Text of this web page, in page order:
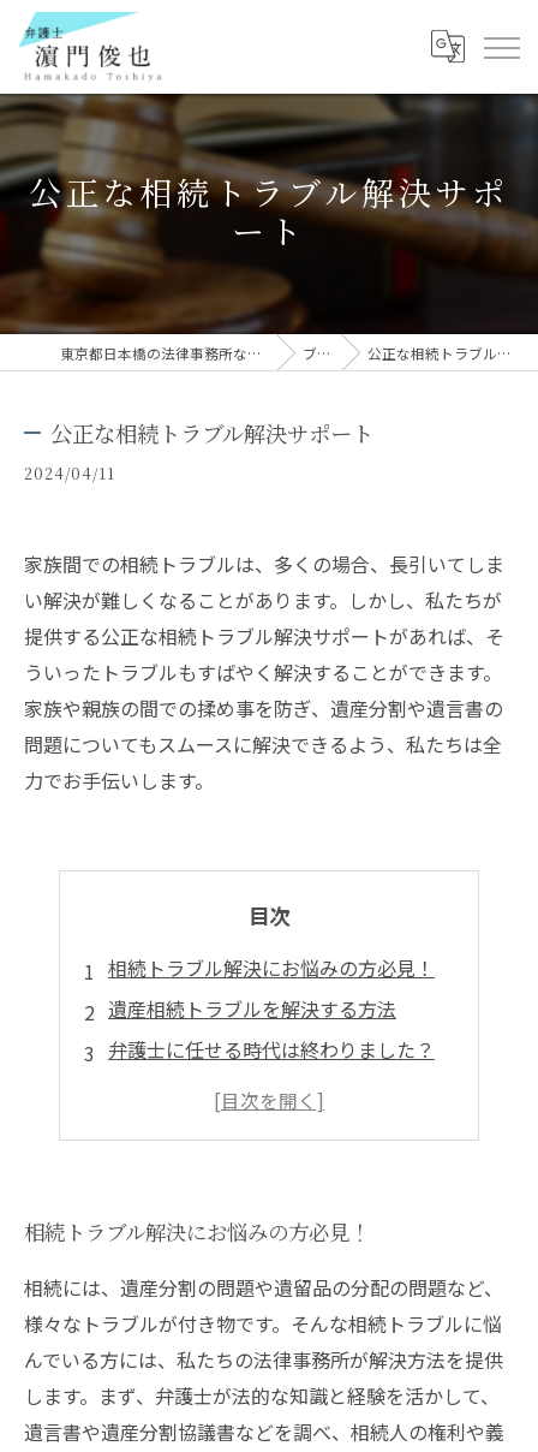
公正な相続トラブル解決サポ
ート
東京都日本橋の法律事務所なら弁護士 濵門俊也 ブログ 公正な相続トラブル解決サポート
公正な相続トラブル解決サポート
2024/04/11
家族間での相続トラブルは、多くの場合、長引いてしま
い解決が難しくなることがあります。しかし、私たちが
提供する公正な相続トラブル解決サポートがあれば、そ
ういったトラブルもすばやく解決することができます。
家族や親族の間での揉め事を防ぎ、遺産分割や遺言書の
問題についてもスムースに解決できるよう、私たちは全
力でお手伝いします。
目次
相続トラブル解決にお悩みの方必見！
遺産相続トラブルを解決する方法
弁護士に任せる時代は終わりました？
相続争いで家族仲が悪化する前に
相続トラブル解決にお悩みの方必見！
相続には、遺産分割の問題や遺留品の分配の問題など、
様々なトラブルが付き物です。そんな相続トラブルに悩
んでいる方には、私たちの法律事務所が解決方法を提供
します。まず、弁護士が法的な知識と経験を活かして、
遺言書や遺産分割協議書などを調べ、相続人の権利や義